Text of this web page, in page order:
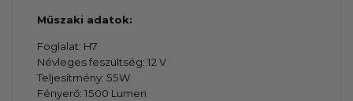
Műszaki adatok:
Foglalat: H7
Névleges feszültség: 12 V
Teljesítmény: 55W
Fényerő: 1500 Lumen